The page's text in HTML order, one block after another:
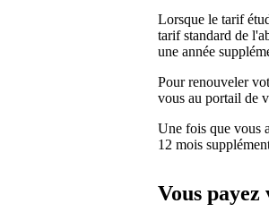
Lorsque le tarif
tarif standard de
une année
Pour renouveler
vous au portail de
Une fois que vous
12 mois
Vous